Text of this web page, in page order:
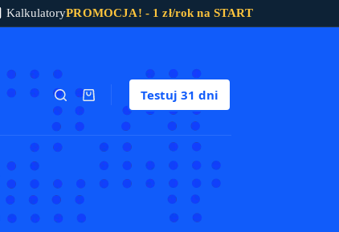
KalkulatoryPROMOCJA! - 1 zł/rok na START
Koszyk Testuj 31 dni